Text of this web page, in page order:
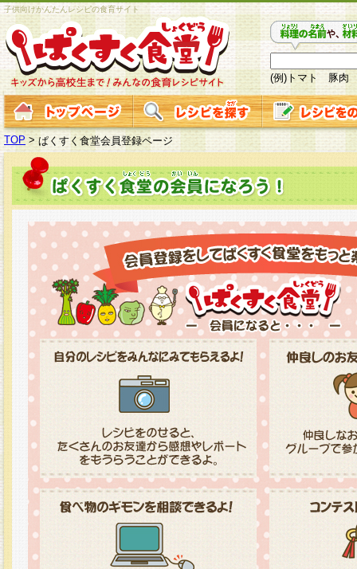
子供向けかんたんレシピの食育サイト
(例)トマト 豚肉
TOP > ぱくすく食堂会員登録ページ